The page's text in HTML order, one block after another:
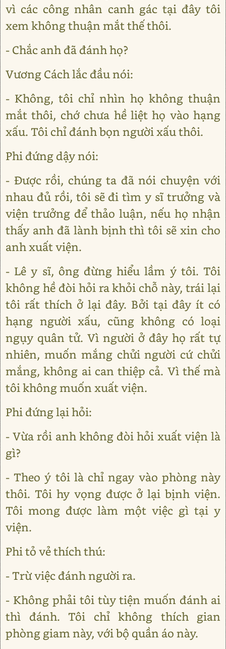
vì các công nhân canh gác tại đây tôi
xem không thuận mắt thế thôi.
- Chắc anh đã đánh họ?
Vương Cách lắc đầu nói:
- Không, tôi chỉ nhìn họ không thuận
mắt thôi, chớ chưa hề liệt họ vào hạng
xấu. Tôi chỉ đánh bọn người xấu thôi.
Phi đứng dậy nói:
- Được rồi, chúng ta đã nói chuyện với
nhau đủ rồi, tôi sẽ đi tìm y sĩ trưởng và
viện trưởng để thảo luận, nếu họ nhận
thấy anh đã lành bịnh thì tôi sẽ xin cho
anh xuất viện.
- Lê y sĩ, ông đừng hiểu lầm ý tôi. Tôi
không hề đòi hỏi ra khỏi chỗ này, trái lại
tôi rất thích ở lại đây. Bởi tại đây ít có
hạng người xấu, cũng không có loại
ngụy quân tử. Vì người ở đây họ rất tự
nhiên, muốn mắng chửi người cứ chửi
mắng, không ai can thiệp cả. Vì thế mà
tôi không muốn xuất viện.
Phi đứng lại hỏi:
- Vừa rồi anh không đòi hỏi xuất viện là
gì?
- Theo ý tôi là chỉ ngay vào phòng này
thôi. Tôi hy vọng được ở lại bịnh viện.
Tôi mong được làm một việc gì tại y
viện.
Phi tỏ vẻ thích thú:
- Trừ việc đánh người ra.
- Không phải tôi tùy tiện muốn đánh ai
thì đánh. Tôi chỉ không thích gian
phòng giam này, với bộ quần áo này.